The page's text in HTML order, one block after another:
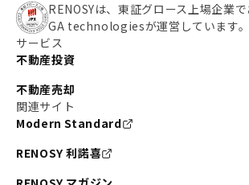
RENOSYは、東証グロース上場企業で
GA technologiesが運営しています。
サービス
不動産投資
不動産売却
関連サイト
Modern Standard
RENOSY 利諾喜